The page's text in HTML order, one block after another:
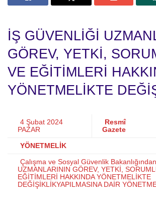
İŞ GÜVENLİĞİ
GÖREV, YETKİ,
VE EĞİTİMLERİ
YÖNETMELİKTE
4 Şubat 2024
PAZAR
Resmî
Gazete
YÖNETMELİK
Çalışma ve Sosyal Güvenlik
UZMANLARININ GÖREV, YETKİ,
EĞİTİMLERİ HAKKINDA YÖNETMELİKTE
DEĞİŞİKLİKYAPILMASINA DAİR